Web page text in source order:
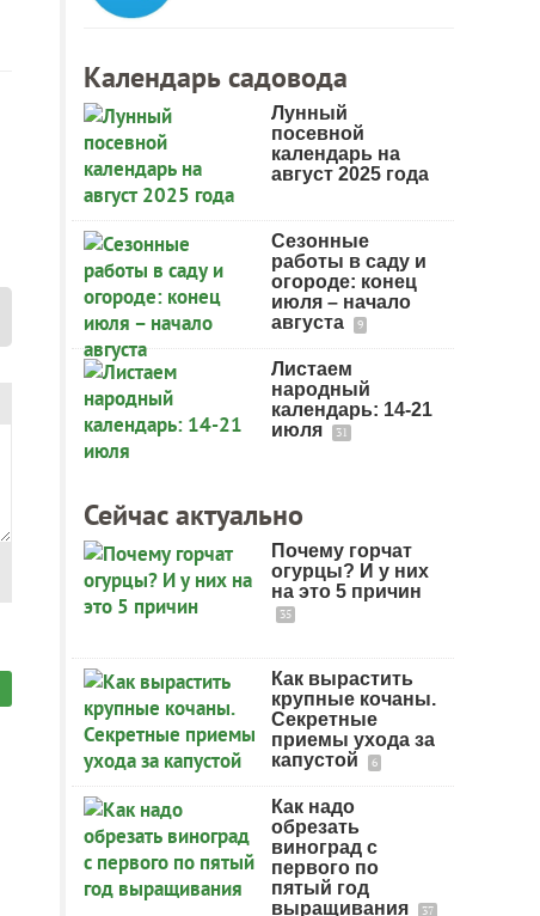
Календарь садовода
Лунный
посевной
календарь на
август 2025 года
Сезонные
работы в саду и
огороде: конец
июля – начало
августа
9
Листаем
народный
календарь: 14-21
июля
31
Сейчас актуально
Почему горчат
огурцы? И у них
на это 5 причин
35
Как вырастить
крупные кочаны.
Секретные
приемы ухода за
капустой
6
Как надо
обрезать
виноград с
первого по
пятый год
выращивания
37